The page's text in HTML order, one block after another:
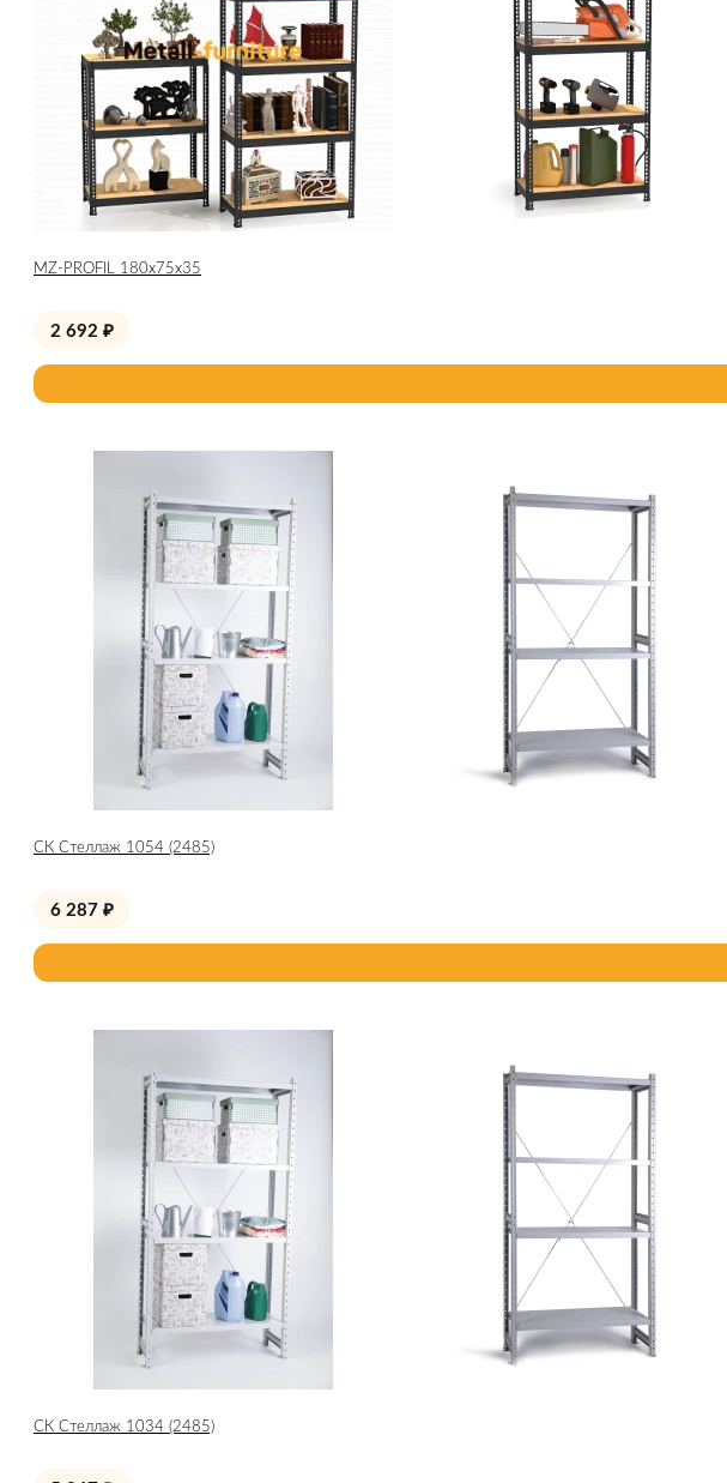
МZ-PROFIL 180х75х35
2 692 ₽
СК Стеллаж 1054 (2485)
6 287 ₽
СК Стеллаж 1034 (2485)